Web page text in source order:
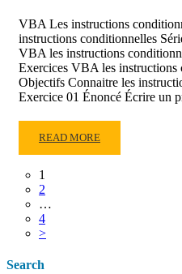
VBA Les instructions
instructions conditionnelles
VBA les instructions
Exercices VBA les instructions
Objectifs Connaitre les
Exercice 01 Énoncé Écrire un
READ
MORE
ABOUT
EXERCICES
LES
INSTRUCTIONS
SÉRIE
READ MORE
1
2
…
4
>
Search